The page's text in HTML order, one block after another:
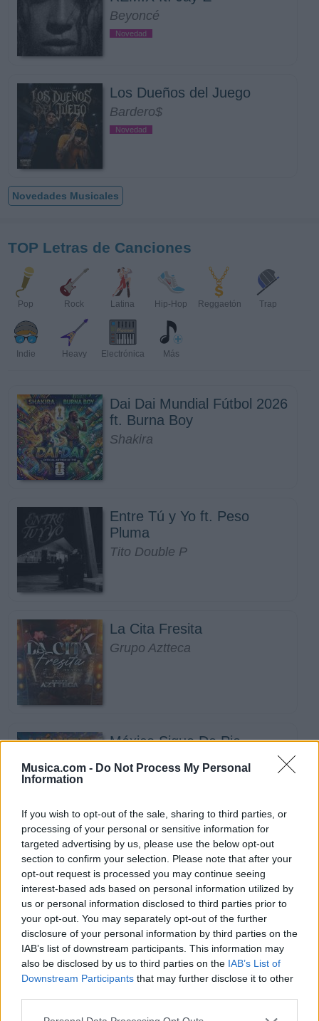
Musica.com - Do Not Process My Personal
Information
If you wish to opt-out of the sale, sharing to third parties, or
processing of your personal or sensitive information for
targeted advertising by us, please use the below opt-out
section to confirm your selection. Please note that after your
opt-out request is processed you may continue seeing
interest-based ads based on personal information utilized by
us or personal information disclosed to third parties prior to
your opt-out. You may separately opt-out of the further
disclosure of your personal information by third parties on the
IAB’s list of downstream participants. This information may
also be disclosed by us to third parties on the IAB’s List of
Downstream Participants that may further disclose it to other
Beyoncé
Novedad
Los Dueños del Juego
Bardero$
Novedad
Novedades Musicales
TOP Letras de Canciones
Pop Rock Latina Hip-Hop Reggaetón Trap
Indie Heavy Electrónica Más
Dai Dai Mundial Fútbol 2026
ft. Burna Boy
Shakira
Entre Tú y Yo ft. Peso
Pluma
Tito Double P
La Cita Fresita
Grupo Aztteca
México Sigue De Pie
Los Tigres Del Norte
Dai Dai Mundial Fútbol 2026
ft. Burna Boy
Shakira
Mix Te Sueño
Corazón Serrano